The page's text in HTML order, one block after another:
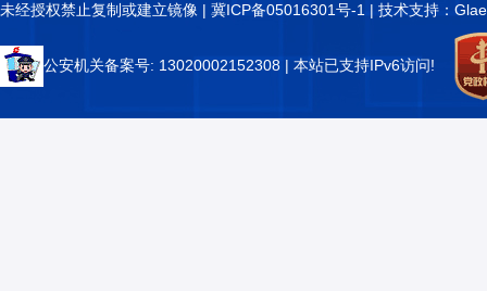
未经授权禁止复制或建立镜像 | 冀ICP备05016301号-1 | 技术支持：
公安机关备案号: 13020002152308 | 本站已支持IPv6访问!